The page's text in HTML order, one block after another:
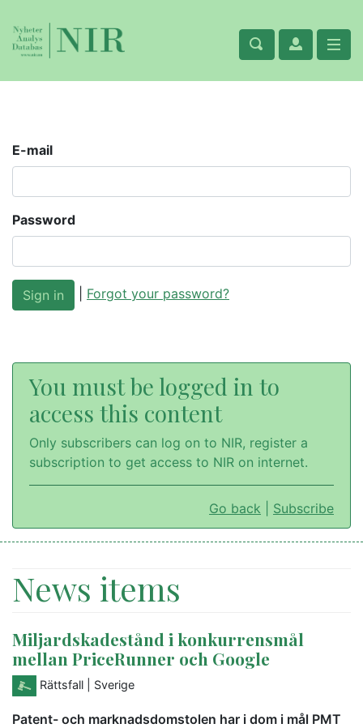
E-mail
Password
Forgot your password?
You must be logged in to
access this content
Only subscribers can log on to NIR, register a
subscription to get access to NIR on internet.
Go back Subscribe
News items
Miljardskadestånd i konkurrensmål
mellan PriceRunner och Google
Rättsfall | Sverige
Patent- och marknadsdomstolen har i dom i mål PMT